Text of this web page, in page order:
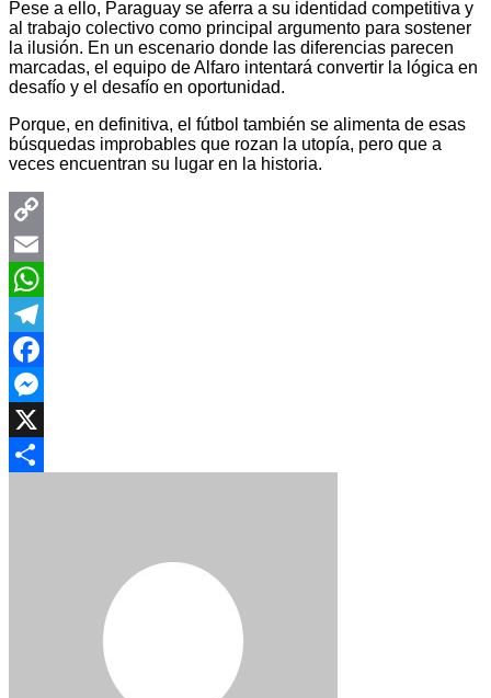
Pese a ello, Paraguay se aferra a su identidad competitiva y
al trabajo colectivo como principal argumento para sostener
la ilusión. En un escenario donde las diferencias parecen
marcadas, el equipo de Alfaro intentará convertir la lógica en
desafío y el desafío en oportunidad.
Porque, en definitiva, el fútbol también se alimenta de esas
búsquedas improbables que rozan la utopía, pero que a
veces encuentran su lugar en la historia.
Copy
Link
Email
WhatsApp
Telegram
Facebook
Messenger
X